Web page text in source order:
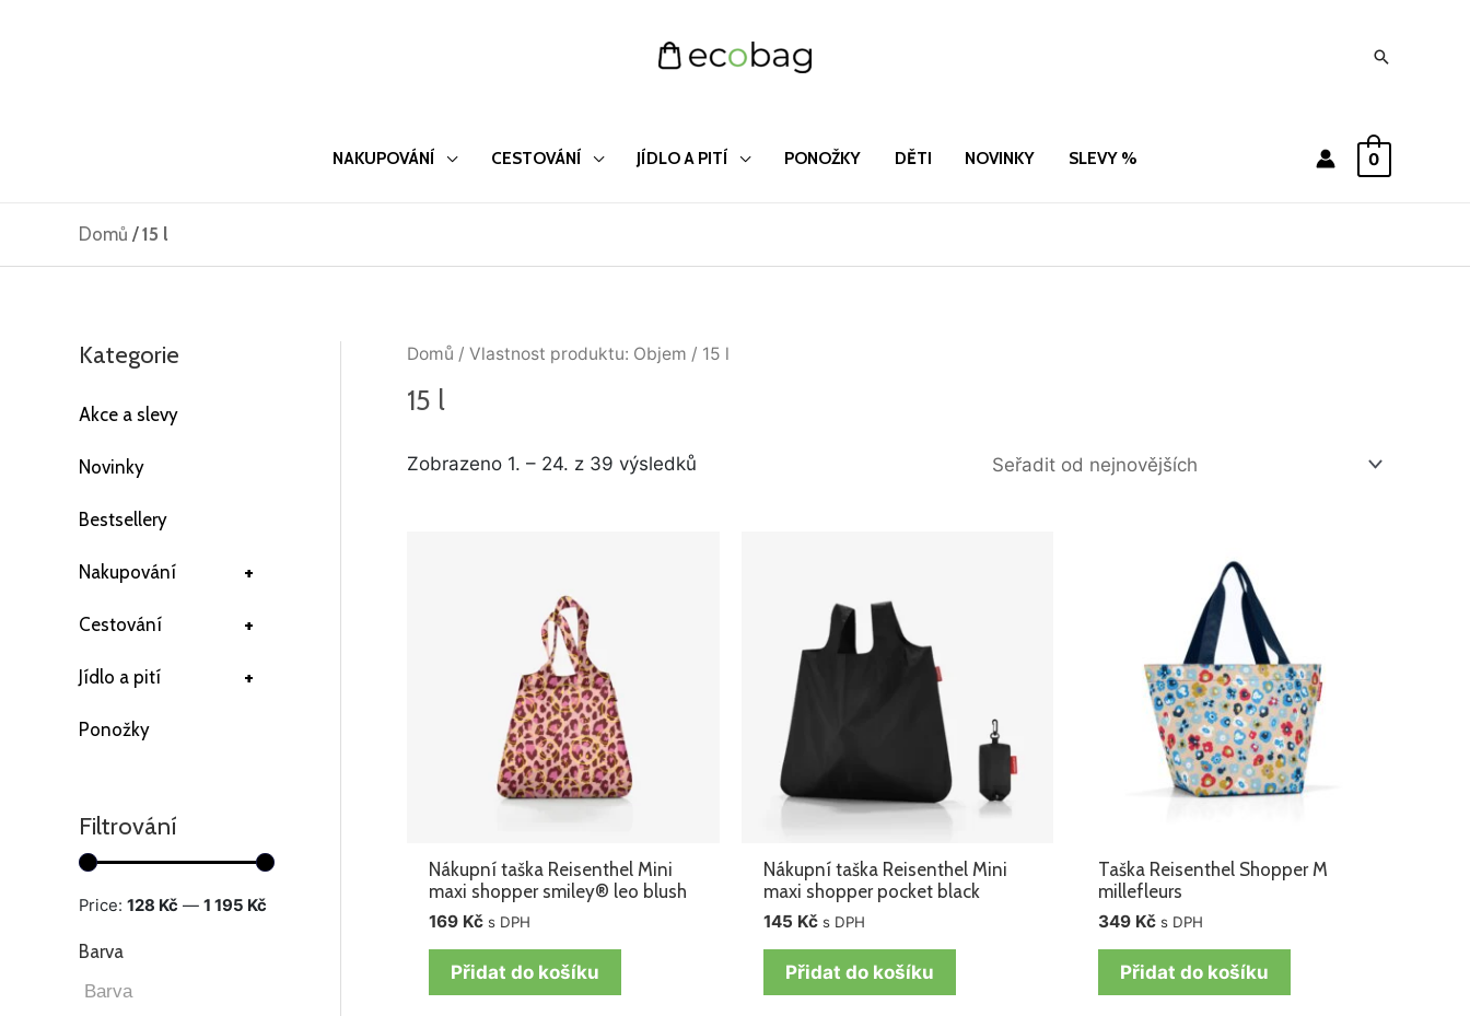
Hledat
NAKUPOVÁNÍ CESTOVÁNÍ JÍDLO A PITÍ PONOŽKY DĚTI NOVINKY SLEVY % 0
Domů /15 l
Kategorie
Akce a slevy
Novinky
Bestsellery
+
Nakupování
+
Cestování
+
Jídlo a pití
Ponožky
Filtrování
Price: 128 Kč — 1 195 Kč
Barva
Domů / Vlastnost produktu: Objem / 15 l
15 l
Zobrazeno 1. – 24. z 39 výsledků
Seřazeno
Nákupní taška Reisenthel Mini
maxi shopper smiley® leo blush
169 Kč s DPH
Přidat do košíku
Nákupní taška Reisenthel Mini
maxi shopper pocket black
145 Kč s DPH
Přidat do košíku
Taška Reisenthel Shopper M
millefleurs
349 Kč s DPH
Přidat do košíku